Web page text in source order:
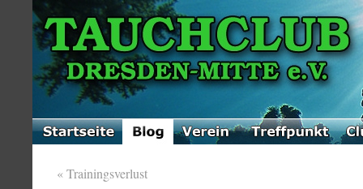
«Trainingsverlust